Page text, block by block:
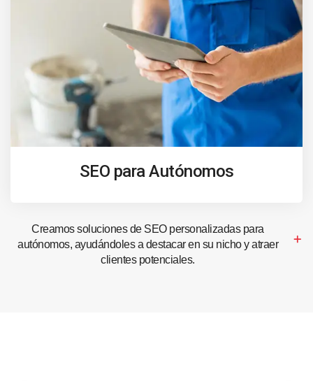
SEO para Autónomos
Creamos soluciones de SEO personalizadas para
autónomos, ayudándoles a destacar en su nicho y atraer
clientes potenciales.